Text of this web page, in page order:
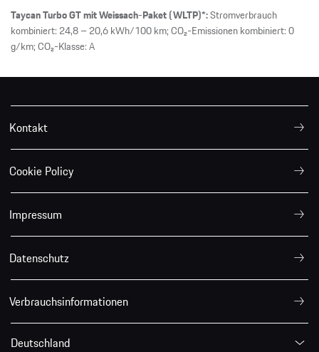
Taycan Turbo GT mit Weissach-Paket (WLTP)*:Stromverbrauch
kombiniert: 24,8 – 20,6 kWh/100 km; CO₂-Emissionen kombiniert: 0
g/km; CO₂-Klasse: A
Kontakt
Cookie Policy
Impressum
Datenschutz
Verbrauchsinformationen
Deutschland